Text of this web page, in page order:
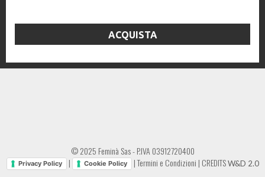
ACQUISTA
© 2025 Feminà Sas - P.IVA 03912720400
Privacy Policy | Cookie Policy |Termini e Condizioni | CREDITSW&D 2.0